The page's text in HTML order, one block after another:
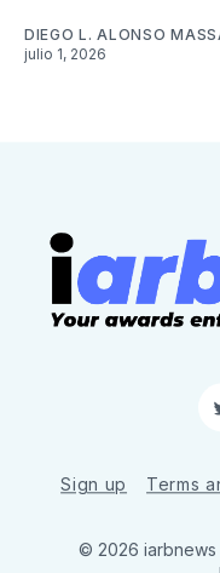
DIEGO L. ALONSO
julio 1, 2026
Sign up Terms
© 2026 iarbnews